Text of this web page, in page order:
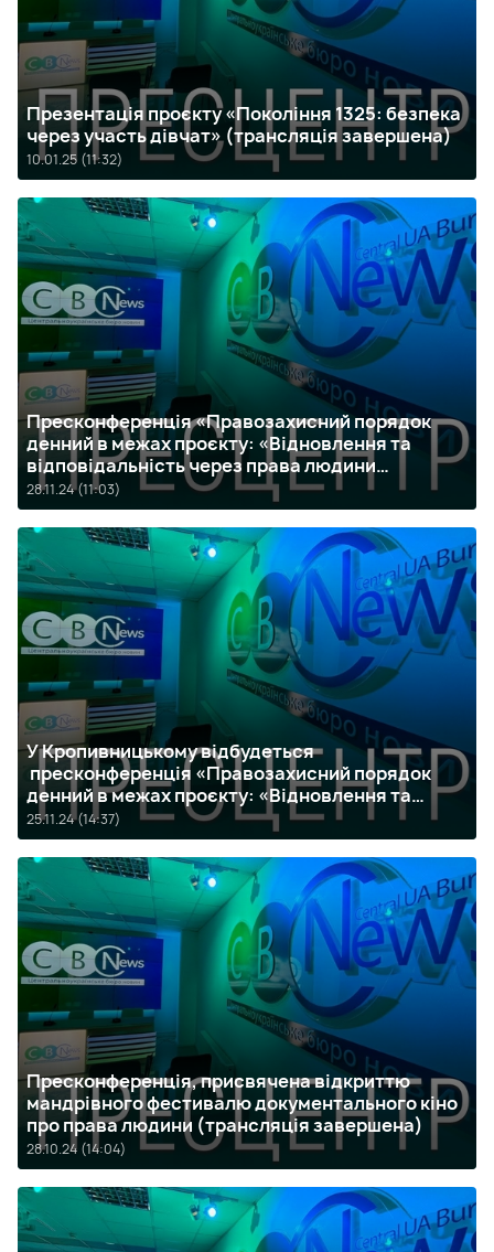
Презентація проєкту «Покоління 1325: безпека
через участь дівчат» (трансляція завершена)
10.01.25 (11:32)
Пресконференція «Правозахисний порядок
денний в межах проєкту: «Відновлення та
відповідальність через права людини
(ПравоЗахист)» (трансляція завершена)
28.11.24 (11:03)
У Кропивницькому відбудеться
пресконференція «Правозахисний порядок
денний в межах проєкту: «Відновлення та
відповідальність через права людини
(ПравоЗахист)»
25.11.24 (14:37)
Пресконференція, присвячена відкриттю
мандрівного фестивалю документального кіно
про права людини (трансляція завершена)
28.10.24 (14:04)